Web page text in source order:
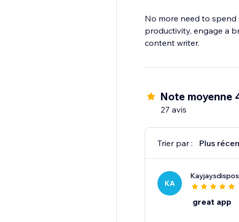
No more need to
productivity, engage a
content writer.
Note moyenne
27 avis
Trier par : Plus
KA
great app